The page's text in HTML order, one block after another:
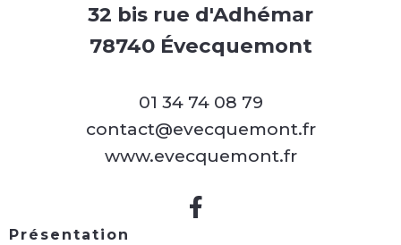
32 bis rue d'Adhémar
78740 Évecquemont
01 34 74 08 79
contact@evecquemont.fr
www.evecquemont.fr
Présentation